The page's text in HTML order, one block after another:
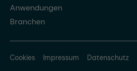
Anwendungen
Branchen
Cookies Impressum Datenschutz